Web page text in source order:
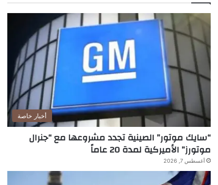
أخبار خاصة
“سايك موتور” الصينية تجدد مشروعها مع “جنرال
موتورز” الأميركية لمدة 20 عاماً
أغسطس 7, 2026